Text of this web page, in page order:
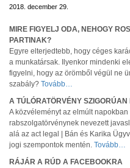
2018. december 29.
MIRE FIGYELJ ODA, NEHOGY
PARTINAK?
Egyre elterjedtebb, hogy céges
a munkatársak. Ilyenkor mindenki
figyelni, hogy az örömből végül ne
szabály? Tovább…
A TÚLÓRATÖRVÉNY
A közvéleményt az elmúlt
rabszolgatörvénynek nevezett
alá az act legal | Bán és Karika
jogi szempontok mentén. Tovább…
RÁJÁR A RÚD A FACEBOOKRA